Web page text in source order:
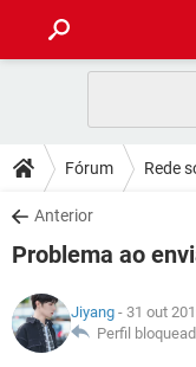
CELULAR
OUTLOOK
INSTAGRAM
GUIA DE COMPRAS
DICAS
JOGOS
INSTAGRAM
GUIA DE COMPRAS
DOWNLOADS
JOGOS
CELULAR
OUTLOOK
JOGOS
CELULAR
GLOSSÁRIO
Fórum Rede
Anterior
Problema ao
Jiyang - 31 out
Perfil